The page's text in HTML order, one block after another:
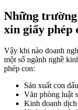
Những trường
xin giấy phép
Vậy khi nào doanh
một số ngành nghề
phép con:
Sản xuất con dấu
Văn phòng luật
Kinh doanh